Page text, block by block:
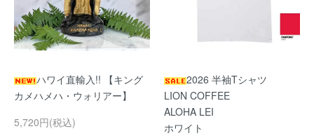
ハワイ直輸入!! 【キング
カメハメハ・ウォリアー】
5,720円(税込)
2026 半袖Tシャツ
LION COFFEE
ALOHA LEI
ホワイト